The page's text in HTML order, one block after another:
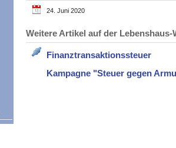
24. Juni 2020
Weitere Artikel auf der
Finanztransaktionssteuer
Kampagne "Steuer gegen